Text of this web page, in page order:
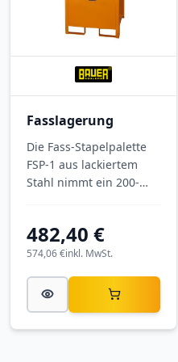
Fasslagerung
Die Fass-Stapelpalette
FSP-1 aus lackiertem
Stahl nimmt ein 200-
Auffangvolumen
auslaufende Stoffe
× 1590 mm (B × T × H),
Gitterrost und einer
482,40 €
inkl. MwSt.
574,06 €